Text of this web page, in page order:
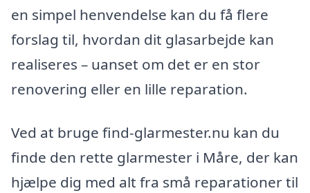
en simpel henvendelse kan du få flere
forslag til, hvordan dit glasarbejde kan
realiseres – uanset om det er en stor
renovering eller en lille reparation.
Ved at bruge find-glarmester.nu kan du
finde den rette glarmester i Måre, der kan
hjælpe dig med alt fra små reparationer til